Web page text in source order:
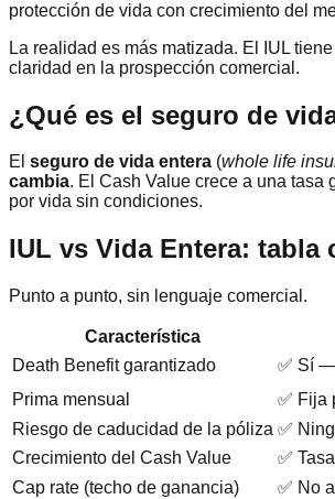
protección de vida con crecimiento del
La realidad es más matizada. El IUL
claridad en la prospección comercial.
¿Qué es el seguro de
El seguro de vida entera (whole life
cambia. El Cash Value crece a una tasa
por vida sin condiciones.
IUL vs Vida Entera: tabla
Punto a punto, sin lenguaje comercial.
Característica
Death Benefit garantizado
✅ Sí —
Prima mensual
✅ Fija
Riesgo de caducidad de la póliza ✅
Crecimiento del Cash Value
✅
Cap rate (techo de ganancia)
✅ No